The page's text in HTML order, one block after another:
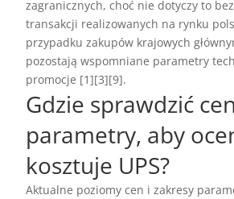
zagranicznych, choć nie dotyczy to
transakcji realizowanych na rynku
przypadku zakupów krajowych
pozostają wspomniane parametry
promocje [1][3][9].
Gdzie sprawdzić
parametry, aby
kosztuje UPS?
Aktualne poziomy cen i zakresy